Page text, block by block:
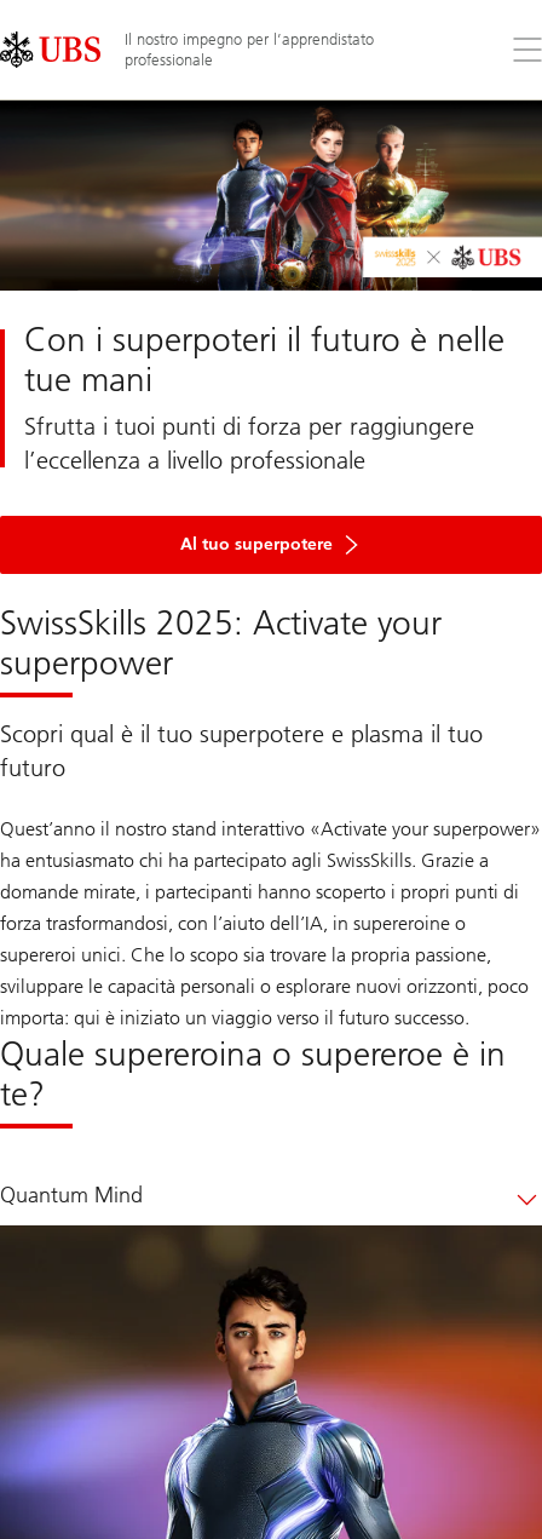
Links
Area
Il nostro impegno per l’apprendistato
professionale
il
Con i superpoteri il futuro è nelle
tue mani
Sfrutta i tuoi punti di forza per raggiungere
l’eccellenza a livello professionale
Al tuo superpotere
SwissSkills 2025: Activate your
superpower
Scopri qual è il tuo superpotere e plasma il tuo
futuro
Quest’anno il nostro stand interattivo «Activate your superpower»
ha entusiasmato chi ha partecipato agli SwissSkills. Grazie a
domande mirate, i partecipanti hanno scoperto i propri punti di
forza trasformandosi, con l’aiuto dell’IA, in supereroine o
supereroi unici. Che lo scopo sia trovare la propria passione,
sviluppare le capacità personali o esplorare nuovi orizzonti, poco
importa: qui è iniziato un viaggio verso il futuro successo.
Quale supereroina o supereroe è in
te?
Quantum Mind